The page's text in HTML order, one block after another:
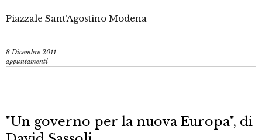
Piazzale Sant’Agostino Modena
8 Dicembre 2011
appuntamenti
"Un governo per la nuova Europa", di